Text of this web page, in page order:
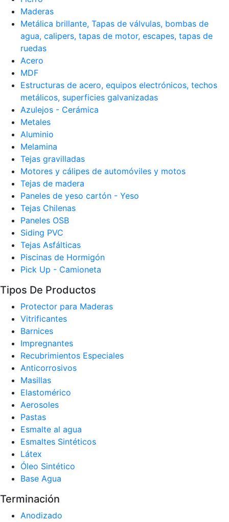
Maderas
Metálica brillante, Tapas de válvulas, bombas de
agua, calipers, tapas de motor, escapes, tapas de
ruedas
Acero
MDF
Estructuras de acero, equipos electrónicos, techos
metálicos, superficies galvanizadas
Azulejos - Cerámica
Metales
Aluminio
Melamina
Tejas gravilladas
Motores y cálipes de automóviles y motos
Tejas de madera
Paneles de yeso cartón - Yeso
Tejas Chilenas
Paneles OSB
Siding PVC
Tejas Asfálticas
Piscinas de Hormigón
Pick Up - Camioneta
Tipos De Productos
Protector para Maderas
Vitrificantes
Barnices
Impregnantes
Recubrimientos Especiales
Anticorrosivos
Masillas
Elastomérico
Aerosoles
Pastas
Esmalte al agua
Esmaltes Sintéticos
Látex
Óleo Sintético
Base Agua
Terminación
Anodizado